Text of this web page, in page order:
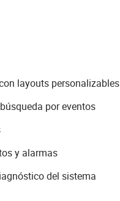
layouts personalizables
por eventos
y alarmas
del sistema